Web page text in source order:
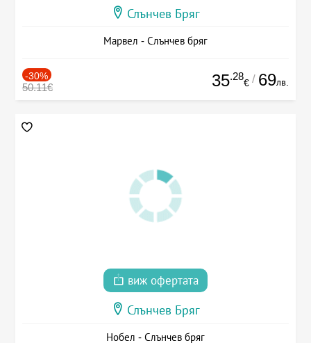
Слънчев Бряг
Марвел - Слънчев бряг
-30%
50.11€ 35.28
€ / 69лв.
виж офертата
Слънчев Бряг
Нобел - Слънчев бряг